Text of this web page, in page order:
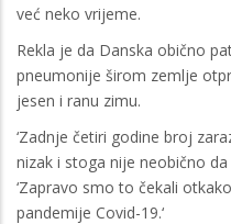
već neko vrijeme.
Rekla je da Danska obično
pneumonije širom zemlje
jesen i ranu zimu.
‘Zadnje četiri godine broj
nizak i stoga nije neobično
‘Zapravo smo to čekali
pandemije Covid-19.‘